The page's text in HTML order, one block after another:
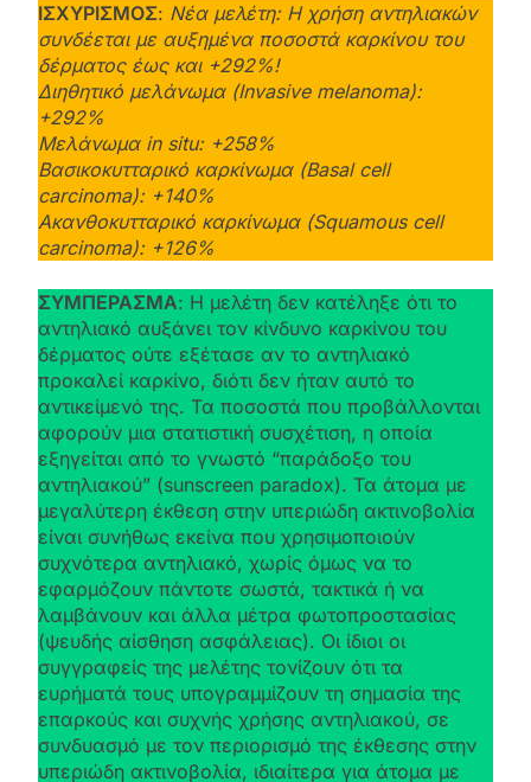
ΙΣΧΥΡΙΣΜΟΣ: Νέα μελέτη: Η χρήση αντηλιακών
συνδέεται με αυξημένα ποσοστά καρκίνου του
δέρματος έως και +292%!
Διηθητικό μελάνωμα (Invasive melanoma):
+292%
Μελάνωμα in situ: +258%
Βασικοκυτταρικό καρκίνωμα (Basal cell
carcinoma): +140%
Ακανθοκυτταρικό καρκίνωμα (Squamous cell
carcinoma): +126%
ΣΥΜΠΕΡΑΣΜΑ: Η μελέτη δεν κατέληξε ότι το
αντηλιακό αυξάνει τον κίνδυνο καρκίνου του
δέρματος ούτε εξέτασε αν το αντηλιακό
προκαλεί καρκίνο, διότι δεν ήταν αυτό το
αντικείμενό της. Τα ποσοστά που προβάλλονται
αφορούν μια στατιστική συσχέτιση, η οποία
εξηγείται από το γνωστό “παράδοξο του
αντηλιακού” (sunscreen paradox). Τα άτομα με
μεγαλύτερη έκθεση στην υπεριώδη ακτινοβολία
είναι συνήθως εκείνα που χρησιμοποιούν
συχνότερα αντηλιακό, χωρίς όμως να το
εφαρμόζουν πάντοτε σωστά, τακτικά ή να
λαμβάνουν και άλλα μέτρα φωτοπροστασίας
(ψευδής αίσθηση ασφάλειας). Οι ίδιοι οι
συγγραφείς της μελέτης τονίζουν ότι τα
ευρήματά τους υπογραμμίζουν τη σημασία της
επαρκούς και συχνής χρήσης αντηλιακού, σε
συνδυασμό με τον περιορισμό της έκθεσης στην
υπεριώδη ακτινοβολία, ιδιαίτερα για άτομα με